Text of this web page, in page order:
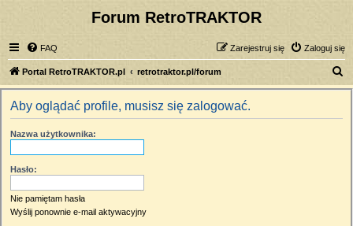
Forum RetroTRAKTOR
FAQ Zaloguj się
Zarejestruj się
Portal RetroTRAKTOR.pl retrotraktor.pl/forum
z
Aby oglądać profile, musisz się zalogować.
Nazwa użytkownika:
Hasło:
Nie pamiętam hasła
Wyślij ponownie e-mail aktywacyjny